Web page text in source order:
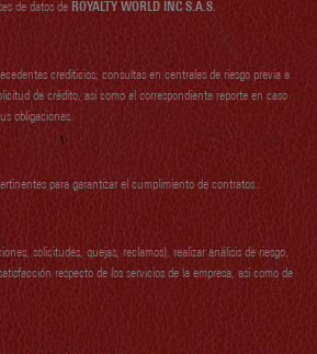
de datos de ROYALTY WORLD INC S.A.S.
crediticios, consultas en centrales de riesgo previa a
de crédito, así como el correspondiente reporte en caso
obligaciones.
para garantizar el cumplimiento de contratos.
solicitudes, quejas, reclamos), realizar análisis de riesgo,
respecto de los servicios de la empresa, así como de